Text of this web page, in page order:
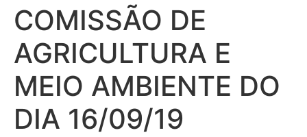
COMISSÃO DE
AGRICULTURA E
MEIO AMBIENTE DO
DIA 16/09/19